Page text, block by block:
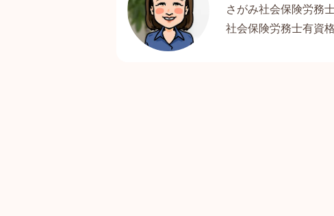
さがみ社会保険労務
社会保険労務士有資